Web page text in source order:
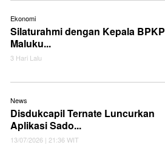
Ekonomi
Silaturahmi dengan Kepala BPKP
Maluku...
3 Hari Lalu
News
Disdukcapil Ternate Luncurkan
Aplikasi Sado...
13/07/2026 | 21:36 WIT